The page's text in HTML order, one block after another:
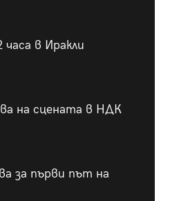
в Иракли
на сцената в НДК
за първи път на